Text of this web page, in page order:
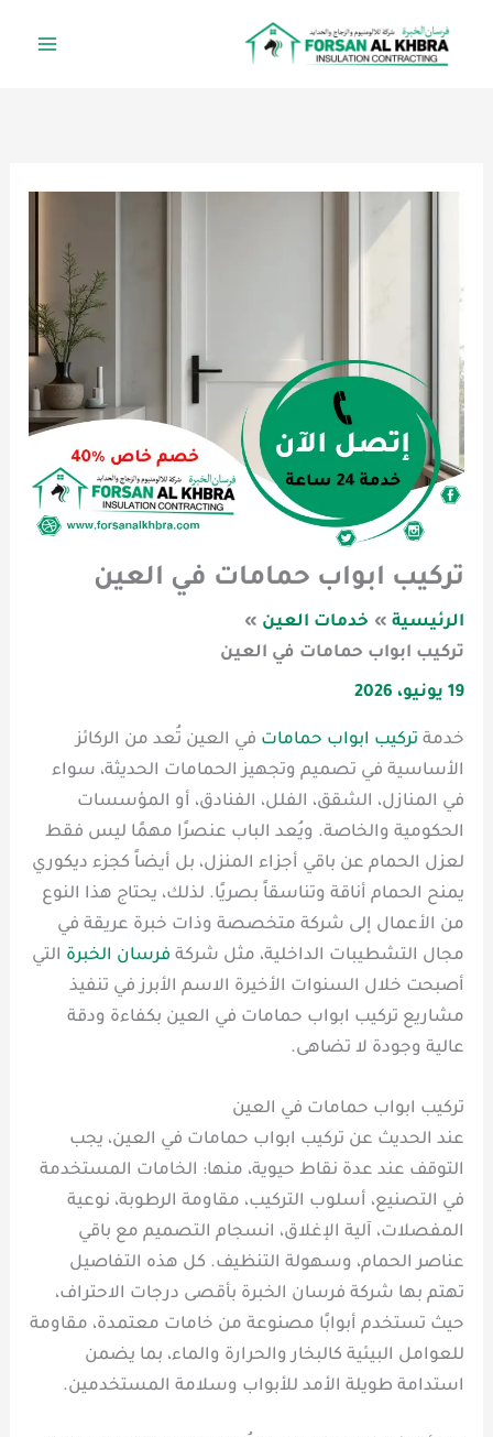
تركيب ابواب حمامات في العين
الرئيسية
خدمات العين
تركيب ابواب حمامات في العين
19 يونيو، 2026
خدمة تركيب ابواب حمامات في العين تُعد من الركائز
الأساسية في تصميم وتجهيز الحمامات الحديثة، سواء
في المنازل، الشقق، الفلل، الفنادق، أو المؤسسات
الحكومية والخاصة. ويُعد الباب عنصرًا مهمًا ليس فقط
لعزل الحمام عن باقي أجزاء المنزل، بل أيضاً كجزء ديكوري
يمنح الحمام أناقة وتناسقاً بصريًا. لذلك، يحتاج هذا النوع
من الأعمال إلى شركة متخصصة وذات خبرة عريقة في
مجال التشطيبات الداخلية، مثل شركة فرسان الخبرة التي
أصبحت خلال السنوات الأخيرة الاسم الأبرز في تنفيذ
مشاريع تركيب ابواب حمامات في العين بكفاءة ودقة
عالية وجودة لا تضاهى.
تركيب ابواب حمامات في العين
عند الحديث عن تركيب ابواب حمامات في العين، يجب
التوقف عند عدة نقاط حيوية، منها: الخامات المستخدمة
في التصنيع، أسلوب التركيب، مقاومة الرطوبة، نوعية
المفصلات، آلية الإغلاق، انسجام التصميم مع باقي
عناصر الحمام، وسهولة التنظيف. كل هذه التفاصيل
تهتم بها شركة فرسان الخبرة بأقصى درجات الاحتراف،
حيث تستخدم أبوابًا مصنوعة من خامات معتمدة، مقاومة
للعوامل البيئية كالبخار والحرارة والماء، بما يضمن
استدامة طويلة الأمد للأبواب وسلامة المستخدمين.